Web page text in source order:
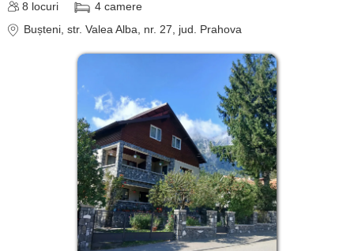
8 locuri 4 camere
Bușteni, str. Valea Alba, nr. 27, jud. Prahova